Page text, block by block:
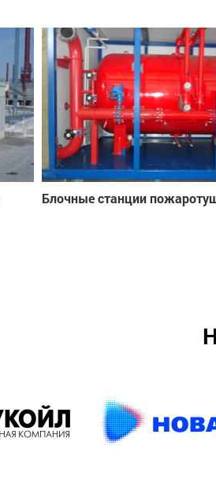
Блочные станции